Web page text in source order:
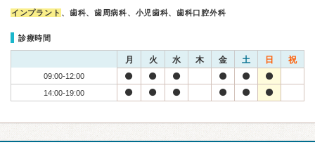
インプラント 、歯科、歯周病科、小児歯科、歯科口腔外科
診療時間
月 火 水 木 金 土 日 祝
09:00-12:00
14:00-19:00